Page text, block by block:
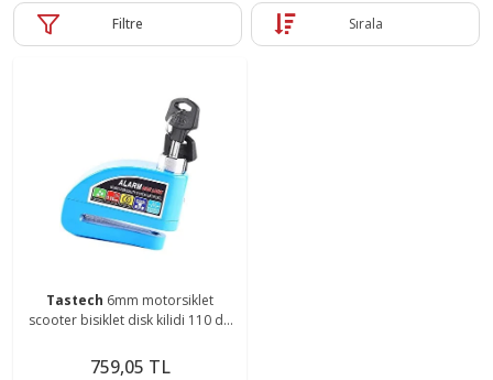
Filtre Sırala
Tastech 6mm motorsiklet
scooter bisiklet disk kilidi 110 db
disc lock
759,05 TL